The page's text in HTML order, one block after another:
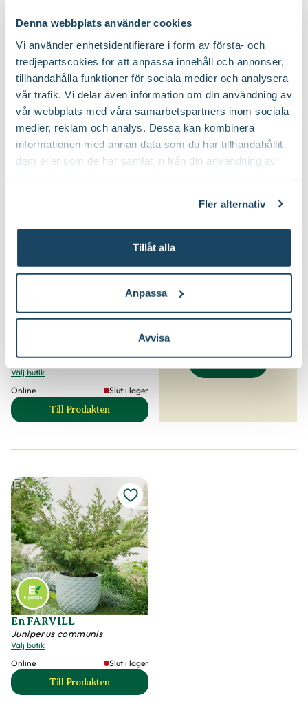
Denna webbplats använder cookies
Vi använder enhetsidentifierare i form av första- och
tredjepartscokies för att anpassa innehåll och annonser,
tillhandahålla funktioner för sociala medier och analysera
vår trafik. Vi delar även information om din användning av
vår webbplats med våra samarbetspartners inom sociala
medier, reklam och analys. Dessa kan kombinera
informationen med annan data som du har tillhandahållit
dem eller som de har samlat in från din användning av
Fler alternativ
Tillåt alla
Anpassa
Avvisa
Kryptuja 'Sibirteppe' E
Microbiota decussata
299:-
Välj butik
Online
Slut i lager
till Kryptuja 'Sibirteppe' E produktsida
En 'Oskeladden'
Juniperus communis
Välj butik
Online
Slut i lager
till En
Juniperus communis
Välj butik
Online
Slut i lager
Till Produkten
till En 'Vemboö' E-planta produktsida
Jord till trädgården
Köp jord
En FARVILL
Juniperus communis
Välj butik
Online
Slut i lager
Till Produkten
till En FARVILL produktsida